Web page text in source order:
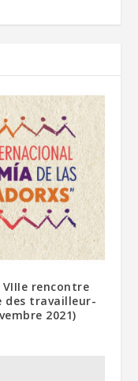
rencontre
des travailleur-
2021)